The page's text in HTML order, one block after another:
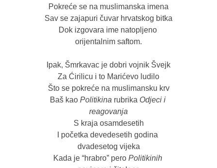
Pokreće se na muslimanska imena
Sav se zajapuri čuvar hrvatskog bitka
Dok izgovara ime natopljeno
orijentalnim saftom.
Ipak, Šmrkavac je dobri vojnik Švejk
Za Ćirilicu i to Marićevo ludilo
Što se pokreće na muslimansku krv
Baš kao Politikina rubrika Odjeci i
reagovanja
S kraja osamdesetih
I početka devedesetih godina
dvadesetog vijeka
Kada je “hrabro” pero
Politikinih